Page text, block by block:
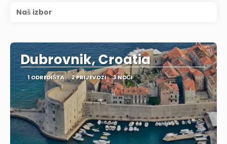
Naš izbor
Dubrovnik, Croatia
1 ODREDIŠTA 2 PRIJEVOZI 3 NOĆI